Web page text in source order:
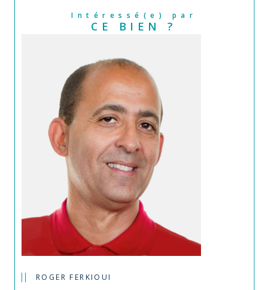
Intéressé(e) par
CE BIEN ?
ROGER FERKIOUI